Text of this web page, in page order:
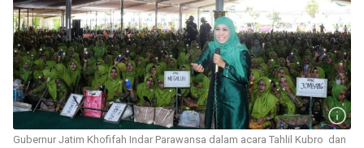
Gubernur Jatim Khofifah Indar Parawansa dalam acara Tahlil Kubro dan